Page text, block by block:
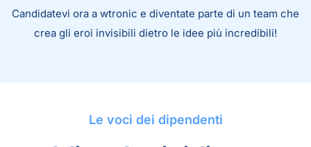
Candidatevi ora a wtronic e diventate parte di un team che
crea gli eroi invisibili dietro le idee più incredibili!
Le voci dei dipendenti